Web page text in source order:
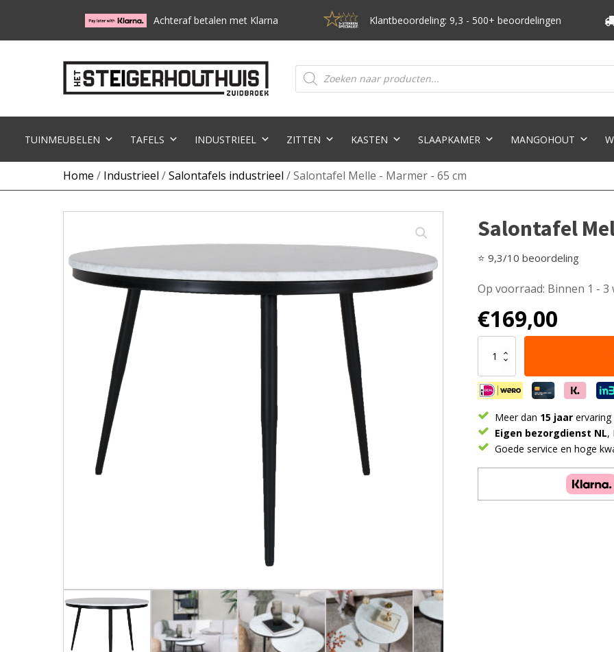
Achteraf betalen met Klarna Klantbeoordeling: 9,3 - 500+ beoordelingen
Producten
zoeken
TUINMEUBELEN TAFELS INDUSTRIEEL ZITTEN KASTEN SLAAPKAMER MANGOHOUT
Home / Industrieel /Salontafels industrieel / Salontafel Melle - Marmer - 65 cm
Salontafel
⭐ 9,3/10 beoordeling
Op voorraad: Binnen 1 -
€169,00
Melle
-
Marmer
-
65
cm
aantal
Meer dan 15 jaar ervaring
Eigen bezorgdienst NL,
Goede service en hoge